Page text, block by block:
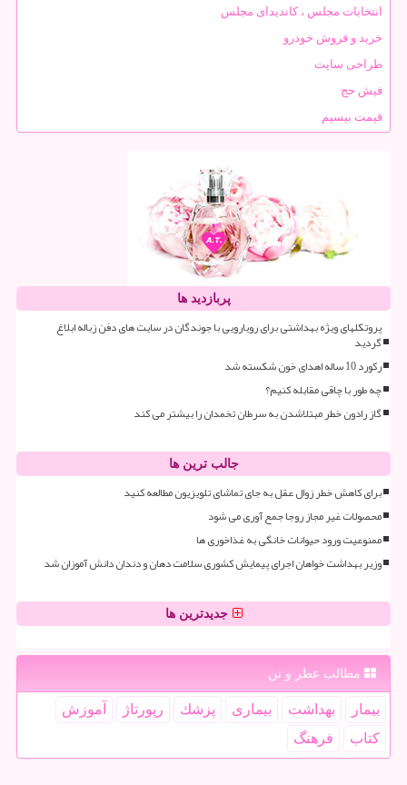
انتخابات مجلس ، کاندیدای مجلس
خرید و فروش خودرو
طراحی سایت
فیش حج
قیمت بیسیم
پربازدید ها
پروتکلهای ویژه بهداشتی برای رویارویی با جوندگان در سایت های دفن زباله ابلاغ
گردید
رکورد 10 ساله اهدای خون شکسته شد
چه طور با چاقی مقابله کنیم؟
گاز رادون خطر مبتلاشدن به سرطان تخمدان را بیشتر می کند
جالب ترین ها
برای کاهش خطر زوال عقل به جای تماشای تلویزیون مطالعه کنید
محصولات غیر مجاز روجا جمع آوری می شود
ممنوعیت ورود حیوانات خانگی به غذاخوری ها
وزیر بهداشت خواهان اجرای پیمایش کشوری سلامت دهان و دندان دانش آموزان شد
جدیدترین ها
مطالب عطر و تن
بیمار بهداشت بیماری پزشك رپورتاژ
آموزش
كتاب
فرهنگ